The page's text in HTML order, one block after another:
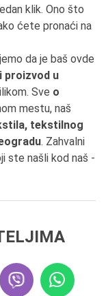
klik. Ono što
ćete pronaći na
da je baš ovde
u
Sve o
mestu, naš
tekstilnog
. Zahvalni
ste našli kod naš -